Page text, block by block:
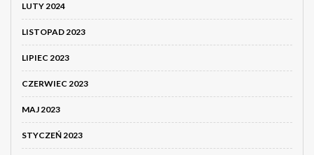
LUTY 2024
LISTOPAD 2023
LIPIEC 2023
CZERWIEC 2023
MAJ 2023
STYCZEŃ 2023